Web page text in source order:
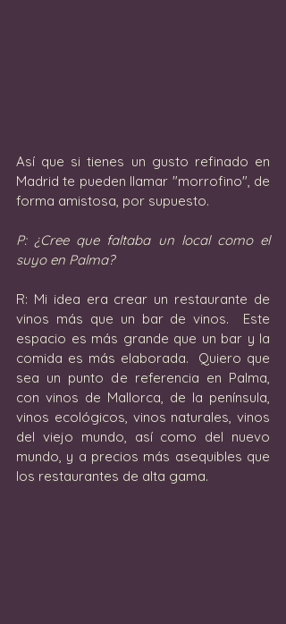
Así que si tienes un gusto refinado en
Madrid te pueden llamar "morrofino", de
forma amistosa, por supuesto.
P: ¿Cree que faltaba un local como el
suyo en Palma?
R: Mi idea era crear un restaurante de
vinos más que un bar de vinos.  Este
espacio es más grande que un bar y la
comida es más elaborada.  Quiero que
sea un punto de referencia en Palma,
con vinos de Mallorca, de la península,
vinos ecológicos, vinos naturales, vinos
del viejo mundo, así como del nuevo
mundo, y a precios más asequibles que
los restaurantes de alta gama.